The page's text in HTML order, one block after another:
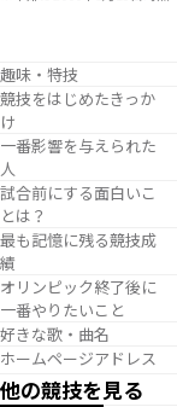
趣味・特技
競技をはじめたきっか
け
一番影響を与えられた
人
試合前にする面白いこ
とは？
最も記憶に残る競技成
績
オリンピック終了後に
一番やりたいこと
好きな歌・曲名
ホームページアドレス
他の競技を見る